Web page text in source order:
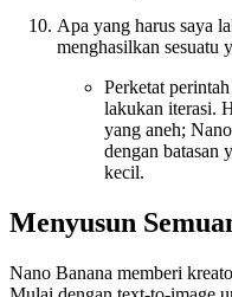
Apa yang harus saya
menghasilkan sesuatu
Perketat
lakukan iterasi.
yang aneh;
dengan batasan
kecil.
Menyusun
Nano Banana memberi